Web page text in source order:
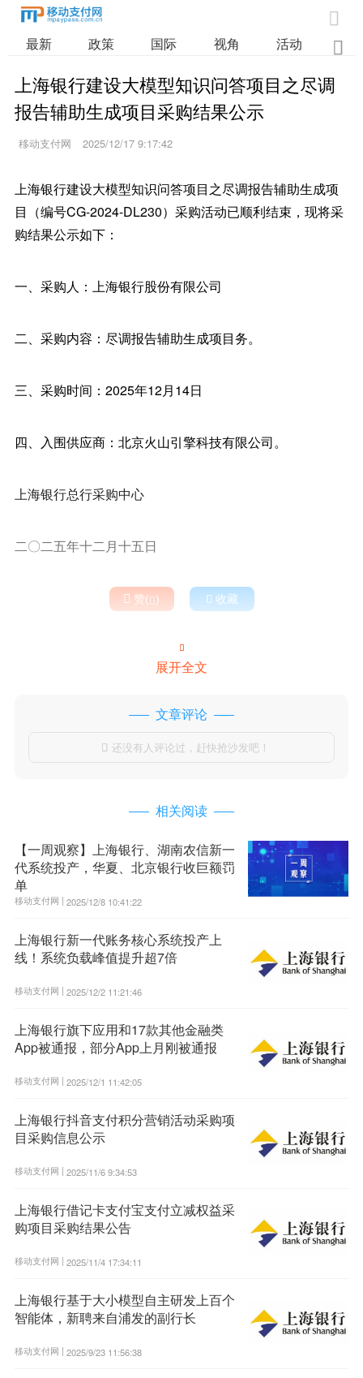

最新 政策 国际 视角 活动 业

上海银行建设大模型知识问答项目之尽调
报告辅助生成项目采购结果公示
移动支付网 2025/12/17 9:17:42
上海银行建设大模型知识问答项目之尽调报告辅助生成项
目（编号CG-2024-DL230）采购活动已顺利结束，现将采
购结果公示如下：
一、采购人：上海银行股份有限公司
二、采购内容：尽调报告辅助生成项目务。
三、采购时间：2025年12月14日
四、入围供应商：北京火山引擎科技有限公司。
上海银行总行采购中心
二〇二五年十二月十五日
 赞()  收藏

展开全文
文章评论
 还没有人评论过，赶快抢沙发吧！
相关阅读
【一周观察】上海银行、湖南农信新一
代系统投产，华夏、北京银行收巨额罚
单
移动支付网 | 2025/12/8 10:41:22
上海银行新一代账务核心系统投产上
线！系统负载峰值提升超7倍
移动支付网 | 2025/12/2 11:21:46
上海银行旗下应用和17款其他金融类
App被通报，部分App上月刚被通报
移动支付网 | 2025/12/1 11:42:05
上海银行抖音支付积分营销活动采购项
目采购信息公示
移动支付网 | 2025/11/6 9:34:53
上海银行借记卡支付宝支付立减权益采
购项目采购结果公告
移动支付网 | 2025/11/4 17:34:11
上海银行基于大小模型自主研发上百个
智能体，新聘来自浦发的副行长
移动支付网 | 2025/9/23 11:56:38